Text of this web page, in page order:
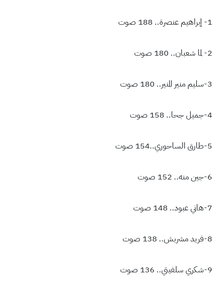
1- إبراهيم عنصرة.. 188 صوت
2- لما شعبان.. 180 صوت
3-سليم منير المنير.. 180 صوت
4-جميل جحا.. 158 صوت
5-طارق الساحوري..154 صوت
6-جين منه.. 152 صوت
7-هاني عبود.. 148 صوت
8-فريد مشربش.. 138 صوت
9-شكري سلفيتي.. 136 صوت